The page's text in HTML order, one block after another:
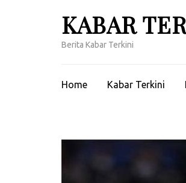
KABAR
Berita Kabar Terkini
Home Kabar Terkini